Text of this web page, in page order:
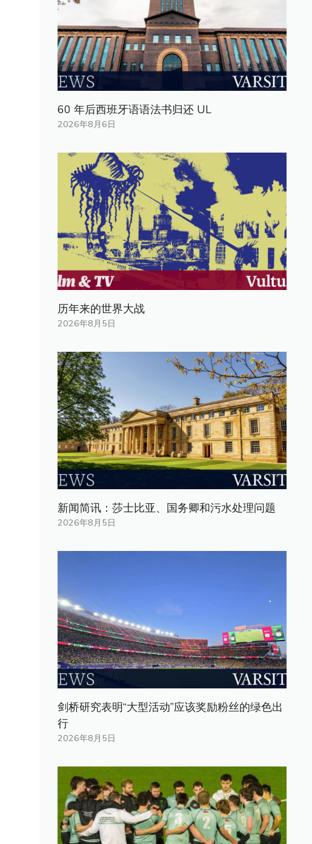
60 年后西班牙语语法书归还 UL
2026年8月6日
历年来的世界大战
2026年8月5日
新闻简讯：莎士比亚、国务卿和污水处理问题
2026年8月5日
剑桥研究表明“大型活动”应该奖励粉丝的绿色出
行
2026年8月5日